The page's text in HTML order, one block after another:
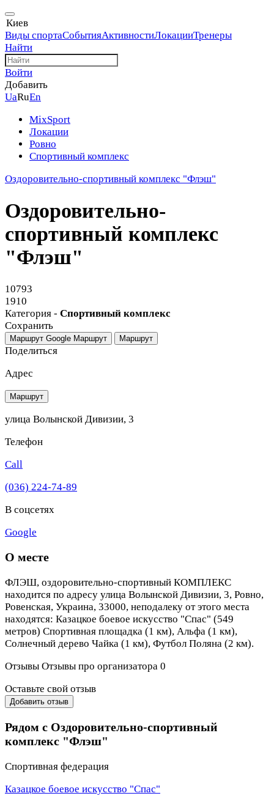
Киев
Виды спортаСобытияАктивностиЛокацииТренеры
Найти
Войти
Добавить
UaRuEn
MixSport
Локации
Ровно
Спортивный комплекс
Оздоровительно-спортивный комплекс "Флэш"
Оздоровительно-
спортивный комплекс
"Флэш"
10793
1910
Категория - Спортивный комплекс
Сохранить
Маршрут Google Маршрут Маршрут
Поделиться
Адрес
Маршрут
улица Волынской Дивизии, 3
Телефон
Call
(036) 224-74-89
В соцсетях
Google
О месте
ФЛЭШ, оздоровительно-спортивный КОМПЛЕКС
находится по адресу улица Волынской Дивизии, 3, Ровно,
Ровенская, Украина, 33000, неподалеку от этого места
находятся: Казацкое боевое искусство "Спас" (549
метров) Спортивная площадка (1 км), Альфа (1 км),
Солнечный дерево Чайка (1 км), Футбол Поляна (2 км).
Отзывы Отзывы про организатора 0
Оставьте свой отзыв
Добавить отзыв
Рядом с Оздоровительно-спортивный
комплекс "Флэш"
Спортивная федерация
Казацкое боевое искусство "Спас"